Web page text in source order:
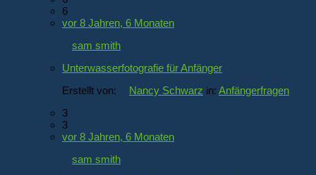
6
vor 8 Jahren, 6 Monaten
sam smith
Unterwasserfotografie für Anfänger
Erstellt von:
Nancy Schwarz in: Anfängerfragen
3
3
vor 8 Jahren, 6 Monaten
sam smith